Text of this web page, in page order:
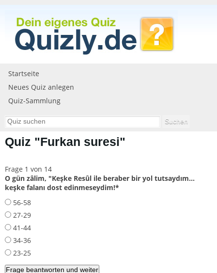
Startseite
Neues Quiz anlegen
Quiz-Sammlung
Quiz "Furkan suresi"
Frage 1 von 14
O gün zâlim, ″Keşke Resûl ile beraber bir yol tutsaydım…
keşke falanı dost edinmeseydim!*
56-58
27-29
41-44
34-36
23-25